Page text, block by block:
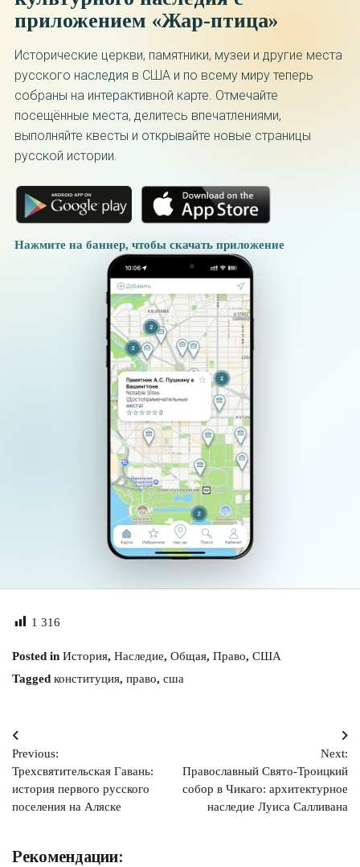
приложением «Жар-птица»
Исторические церкви, памятники, музеи и другие места
русского наследия в США и по всему миру теперь
собраны на интерактивной карте. Отмечайте
посещённые места, делитесь впечатлениями,
выполняйте квесты и открывайте новые страницы
русской истории.
Нажмите на баннер, чтобы скачать приложение
1 316
Posted in История, Наследие, Общая, Право, США
Tagged конституция, право, сша
Навигация
по
записям
Previous:
Трехсвятительская Гавань:
история первого русского
поселения на Аляске
Next:
Православный Свято-Троицкий
собор в Чикаго: архитектурное
наследие Луиса Салливана
Рекомендации: